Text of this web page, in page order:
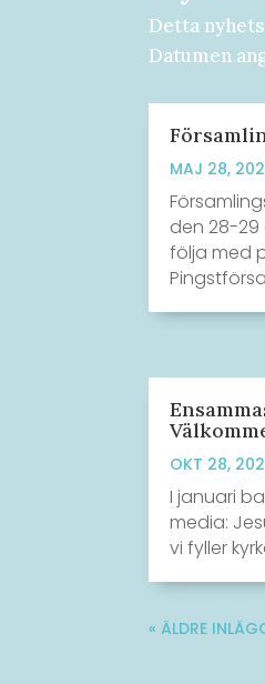
Detta
Datumen
MAJ 28,
den 28-
följa med
OKT 28,
I januari
media:
vi fyller
« ÄLDRE